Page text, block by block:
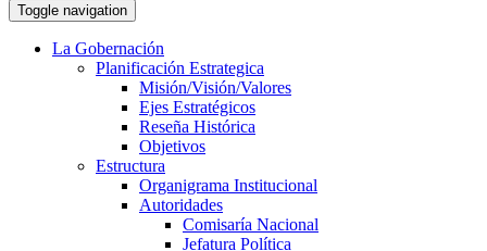
Toggle navigation
La Gobernación
Planificación Estrategica
Misión/Visión/Valores
Ejes Estratégicos
Reseña Histórica
Objetivos
Estructura
Organigrama Institucional
Autoridades
Comisaría Nacional
Jefatura Política